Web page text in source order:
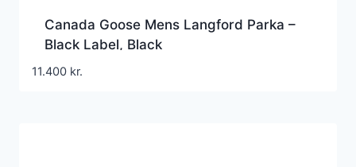
Canada Goose Mens Langford Parka –
Black Label, Black
11.400 kr.